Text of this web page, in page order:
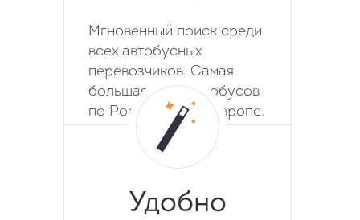
Мгновенный поиск среди
всех автобусных
перевозчиков. Самая
большая база автобусов
по России, СНГ и Европе.
Удобно